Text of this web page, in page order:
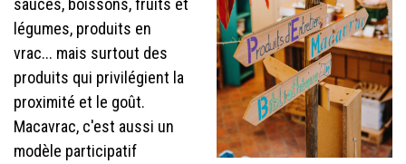
légumes, produits en
vrac... mais surtout des
produits qui privilégient la
proximité et le goût.
Macavrac, c'est aussi un
modèle participatif